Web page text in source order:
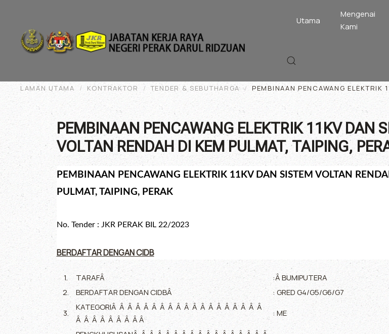
Utama
Mengenai
Kami
LAMAN UTAMA KONTRAKTOR TENDER & SEBUTHARGA PEMBINAAN PENCAWANG ELEKTRIK
PEMBINAAN PENCAWANG ELEKTRIK 11KV DAN
VOLTAN RENDAH DI KEM PULMAT, TAIPING,
PEMBINAAN PENCAWANG ELEKTRIK 11KV DAN SISTEM VOLTAN
PULMAT, TAIPING, PERAK
No. Tender : JKR PERAK BIL 22/2023
BERDAFTAR DENGAN CIDB
1. TARAFÂ
:Â BUMIPUTERA
2.
BERDAFTAR DENGAN CIDBÂ
: GRED G4/G5/G6/G7
3.
KATEGORIÂ Â Â Â Â Â Â Â Â Â Â Â Â Â Â Â Â Â Â
Â Â Â Â Â Â Â Â Â
: ME